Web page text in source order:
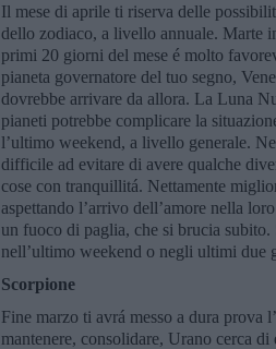
Il mese di aprile ti riserva delle
dello zodiaco, a livello annuale. Marte
primi 20 giorni del mese é molto
pianeta governatore del tuo segno,
dovrebbe arrivare da allora. La Luna
pianeti potrebbe complicare la
l’ultimo weekend, a livello generale.
difficile ad evitare di avere qualche
cose con tranquillitá. Nettamente
aspettando l’arrivo dell’amore nella
un fuoco di paglia, che si brucia subito.
nell’ultimo weekend o negli ultimi due
Scorpione
Fine marzo ti avrá messo a dura prova
mantenere, consolidare, Urano cerca